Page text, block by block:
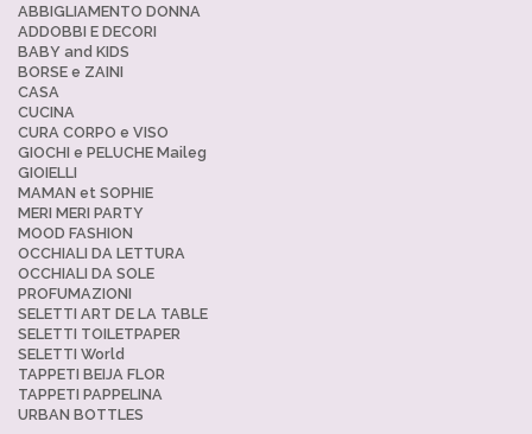
ABBIGLIAMENTO DONNA
ADDOBBI E DECORI
BABY and KIDS
BORSE e ZAINI
CASA
CUCINA
CURA CORPO e VISO
GIOCHI e PELUCHE Maileg
GIOIELLI
MAMAN et SOPHIE
MERI MERI PARTY
MOOD FASHION
OCCHIALI DA LETTURA
OCCHIALI DA SOLE
PROFUMAZIONI
SELETTI ART DE LA TABLE
SELETTI TOILETPAPER
SELETTI World
TAPPETI BEIJA FLOR
TAPPETI PAPPELINA
URBAN BOTTLES